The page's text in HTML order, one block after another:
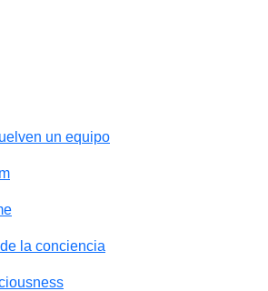
un equipo
la conciencia